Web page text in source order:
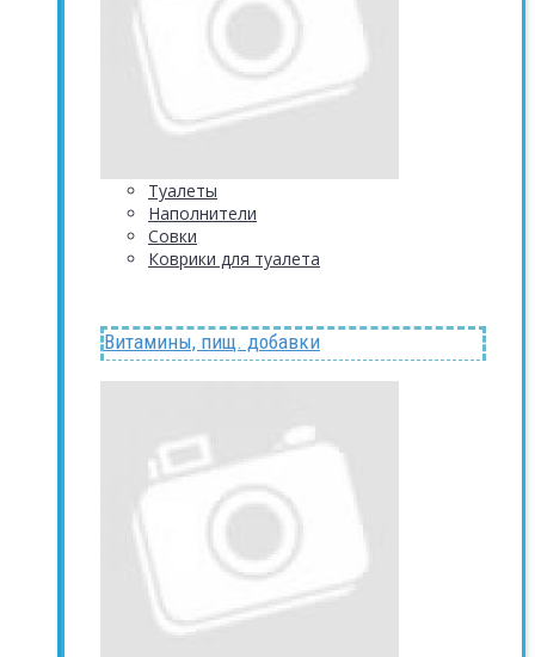
Туалеты
Наполнители
Совки
Коврики для туалета
Витамины, пищ. добавки